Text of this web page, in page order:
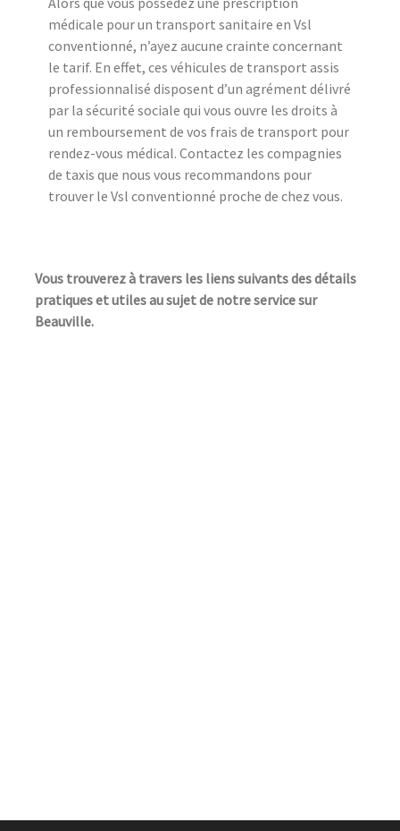
médicale pour un transport sanitaire en Vsl
conventionné, n’ayez aucune crainte concernant
le tarif. En effet, ces véhicules de transport assis
professionnalisé disposent d’un agrément délivré
par la sécurité sociale qui vous ouvre les droits à
un remboursement de vos frais de transport pour
rendez-vous médical. Contactez les compagnies
de taxis que nous vous recommandons pour
trouver le Vsl conventionné proche de chez vous.
Vous trouverez à travers les liens suivants des détails
pratiques et utiles au sujet de notre service sur
Beauville.